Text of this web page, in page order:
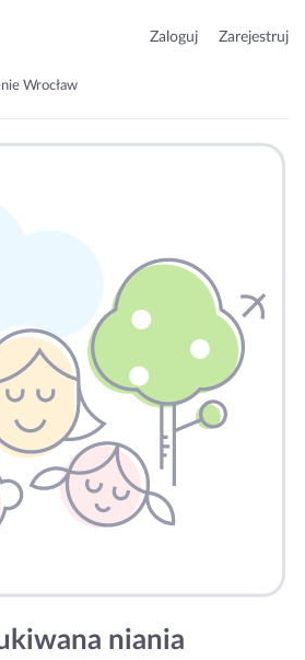
Zaloguj Zarejestruj
Wrocław
niania